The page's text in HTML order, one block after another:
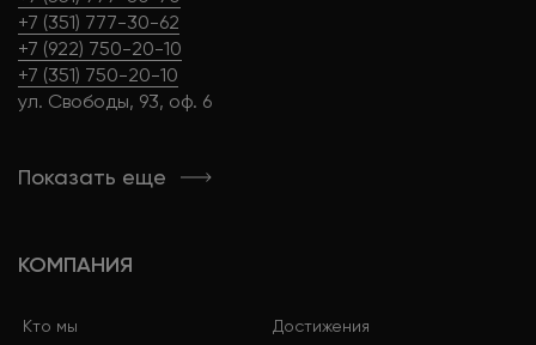
+7 (351) 777-30-62
+7 (922) 750-20-10
+7 (351) 750-20-10
ул. Свободы, 93, оф. 6
Показать еще
КОМПАНИЯ
Кто мы
Достижения